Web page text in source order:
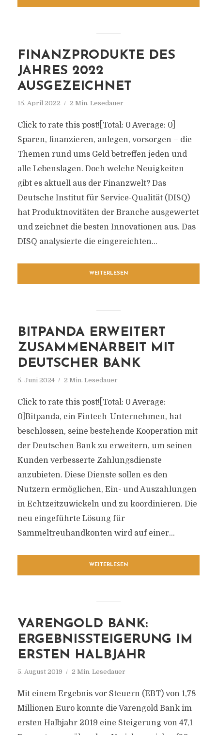
FINANZPRODUKTE DES
JAHRES 2022
AUSGEZEICHNET
15. April 2022 2 Min. Lesedauer
Click to rate this post![Total: 0 Average: 0]
Sparen, finanzieren, anlegen, vorsorgen – die
Themen rund ums Geld betreffen jeden und
alle Lebenslagen. Doch welche Neuigkeiten
gibt es aktuell aus der Finanzwelt? Das
Deutsche Institut für Service-Qualität (DISQ)
hat Produktnovitäten der Branche ausgewertet
und zeichnet die besten Innovationen aus. Das
DISQ analysierte die eingereichten...
WEITERLESEN
BITPANDA ERWEITERT
ZUSAMMENARBEIT MIT
DEUTSCHER BANK
5. Juni 2024 2 Min. Lesedauer
Click to rate this post![Total: 0 Average:
0]Bitpanda, ein Fintech-Unternehmen, hat
beschlossen, seine bestehende Kooperation mit
der Deutschen Bank zu erweitern, um seinen
Kunden verbesserte Zahlungsdienste
anzubieten. Diese Dienste sollen es den
Nutzern ermöglichen, Ein- und Auszahlungen
in Echtzeitzuwickeln und zu koordinieren. Die
neu eingeführte Lösung für
Sammeltreuhandkonten wird auf einer...
WEITERLESEN
VARENGOLD BANK:
ERGEBNISSTEIGERUNG IM
ERSTEN HALBJAHR
5. August 2019 2 Min. Lesedauer
Mit einem Ergebnis vor Steuern (EBT) von 1,78
Millionen Euro konnte die Varengold Bank im
ersten Halbjahr 2019 eine Steigerung von 47,1